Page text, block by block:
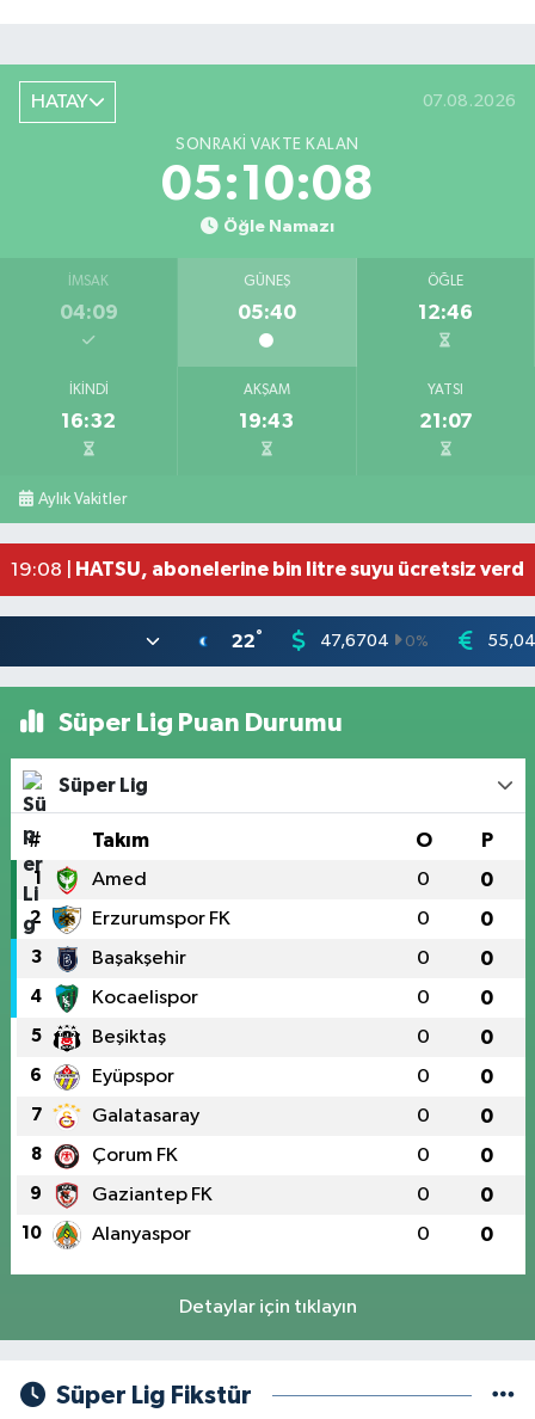
HATAY 07.08.2026
SONRAKI VAKTE KALAN
05:10:07
Öğle Namazı
İMSAK
04:09
GÜNEŞ
05:40
ÖĞLE
12:46
İKINDI
16:32
AKŞAM
19:43
YATSI
21:07
Aylık Vakitler
Salah'ın maaşı açıklandı! İşte devasa ücret
20:21 |Düğünde çıkan yangına aldırış etmeden
19:08 |
HATSU, abonelerine bin litre suyu ücretsiz verdi
22° 47,6704 0%
Süper Lig Puan Durumu
Süper Lig
# Takım O P
1 Amed 0 0
2 Erzurumspor FK 0 0
3 Başakşehir 0 0
4 Kocaelispor 0 0
5 Beşiktaş 0 0
6 Eyüpspor 0 0
7 Galatasaray 0 0
8 Çorum FK 0 0
9 Gaziantep FK 0 0
10 Alanyaspor 0 0
Detaylar için tıklayın
Süper Lig Fikstür